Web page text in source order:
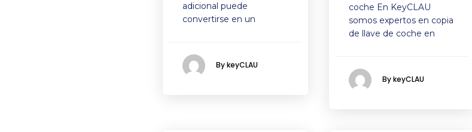
adicional puede
convertirse en un
By keyCLAU
coche En KeyCLAU
somos expertos en copia
de llave de coche en
By keyCLAU